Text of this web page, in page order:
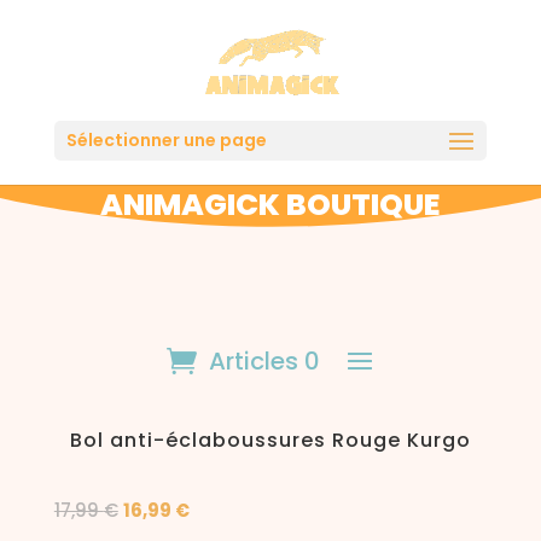
Sélectionner une page
ANIMAGICK BOUTIQUE
Articles 0
Bol anti-éclaboussures Rouge Kurgo
17,99€ Le
16,99 €Le